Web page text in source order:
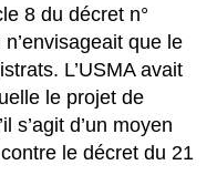
8 du décret n°
que le
L’USMA avait
le projet de
s’agit d’un moyen
le décret du 21